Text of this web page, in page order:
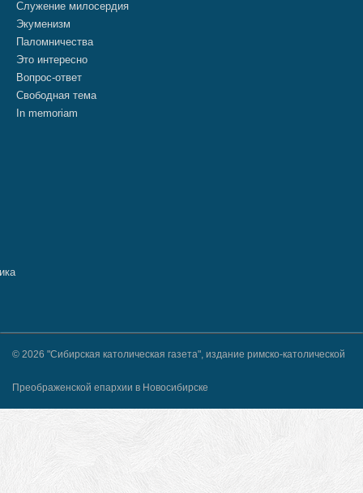
Служение милосердия
Экуменизм
Паломничества
Это интересно
Вопрос-ответ
Свободная тема
In memoriam
© 2026 "Сибирская католическая газета", издание римско-католической
Преображенской епархии в Новосибирске